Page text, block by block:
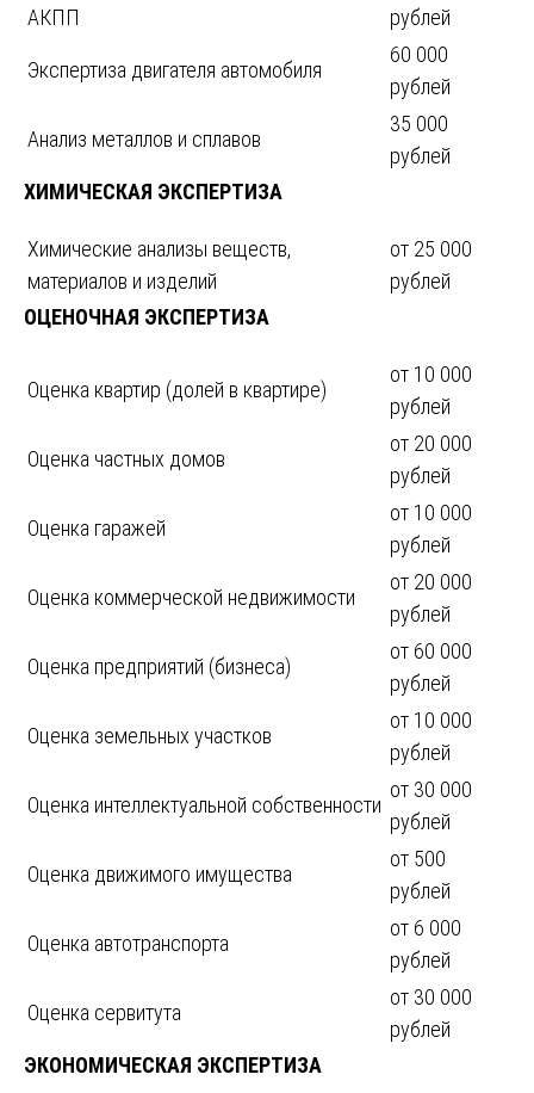
АКПП
рублей
Экспертиза двигателя автомобиля
60 000
рублей
Анализ металлов и сплавов
35 000
рублей
ХИМИЧЕСКАЯ ЭКСПЕРТИЗА
Химические анализы веществ,
материалов и изделий
от 25 000
рублей
ОЦЕНОЧНАЯ ЭКСПЕРТИЗА
Оценка квартир (долей в квартире)
от 10 000
рублей
Оценка частных домов
от 20 000
рублей
Оценка гаражей
от 10 000
рублей
Оценка коммерческой недвижимости
от 20 000
рублей
Оценка предприятий (бизнеса)
от 60 000
рублей
Оценка земельных участков
от 10 000
рублей
Оценка интеллектуальной собственности
от 30 000
рублей
Оценка движимого имущества
от 500
рублей
Оценка автотранспорта
от 6 000
рублей
Оценка сервитута
от 30 000
рублей
ЭКОНОМИЧЕСКАЯ ЭКСПЕРТИЗА